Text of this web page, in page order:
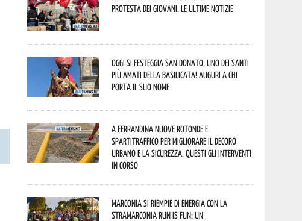
protesta dei giovani. Le ultime notizie
Oggi si festeggia San Donato, uno dei Santi
più amati della Basilicata! Auguri a chi
porta il suo nome
A Ferrandina nuove rotonde e
spartitraffico per migliorare il decoro
urbano e la sicurezza. Questi gli interventi
in corso
Marconia si riempie di energia con la
StraMarconia Run is Fun: un